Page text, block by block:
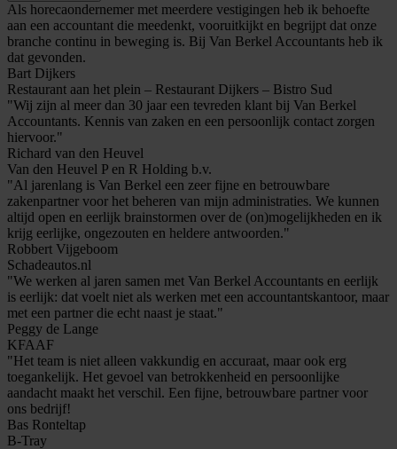
Als horecaondernemer met meerdere vestigingen heb ik behoefte
aan een accountant die meedenkt, vooruitkijkt en begrijpt dat onze
branche continu in beweging is. Bij Van Berkel Accountants heb ik
dat gevonden.
Bart Dijkers
Restaurant aan het plein – Restaurant Dijkers – Bistro Sud
"Wij zijn al meer dan 30 jaar een tevreden klant bij Van Berkel
Accountants. Kennis van zaken en een persoonlijk contact zorgen
hiervoor."
Richard van den Heuvel
Van den Heuvel P en R Holding b.v.
"Al jarenlang is Van Berkel een zeer fijne en betrouwbare
zakenpartner voor het beheren van mijn administraties. We kunnen
altijd open en eerlijk brainstormen over de (on)mogelijkheden en ik
krijg eerlijke, ongezouten en heldere antwoorden."
Robbert Vijgeboom
Schadeautos.nl
"We werken al jaren samen met Van Berkel Accountants en eerlijk
is eerlijk: dat voelt niet als werken met een accountantskantoor, maar
met een partner die echt naast je staat."
Peggy de Lange
KFAAF
"Het team is niet alleen vakkundig en accuraat, maar ook erg
toegankelijk. Het gevoel van betrokkenheid en persoonlijke
aandacht maakt het verschil. Een fijne, betrouwbare partner voor
ons bedrijf!
Bas Ronteltap
B-Tray